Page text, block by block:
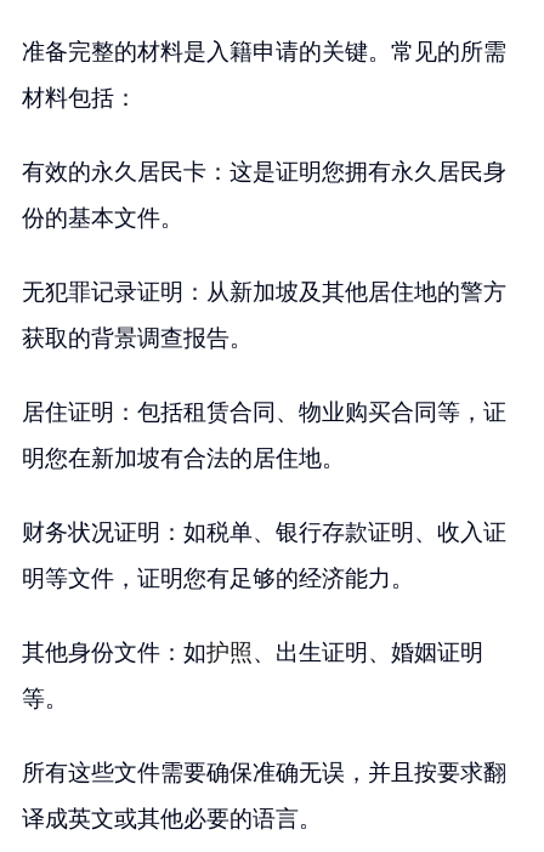
准备完整的材料是入籍申请的关键。常见的所需
材料包括：
有效的永久居民卡：这是证明您拥有永久居民身
份的基本文件。
无犯罪记录证明：从新加坡及其他居住地的警方
获取的背景调查报告。
居住证明：包括租赁合同、物业购买合同等，证
明您在新加坡有合法的居住地。
财务状况证明：如税单、银行存款证明、收入证
明等文件，证明您有足够的经济能力。
其他身份文件：如护照、出生证明、婚姻证明
等。
所有这些文件需要确保准确无误，并且按要求翻
译成英文或其他必要的语言。